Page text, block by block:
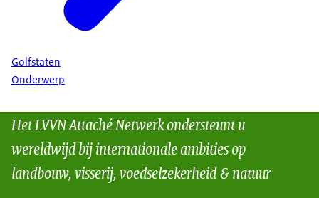
Golfstaten
Onderwerp
Het LVVN Attaché Netwerk ondersteunt u
wereldwijd bij internationale ambities op
landbouw, visserij, voedselzekerheid & natuur